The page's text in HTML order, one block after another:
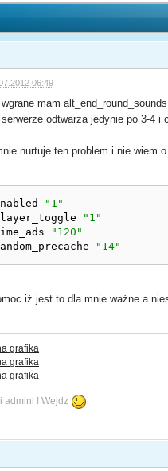
06:49
mam
odtwarza jedynie po 3-4
nurtuje ten problem i nie wiem
"1"
"1"
"120"
"14"
iż jest to dla mnie ważne a
admini ! Wejdz